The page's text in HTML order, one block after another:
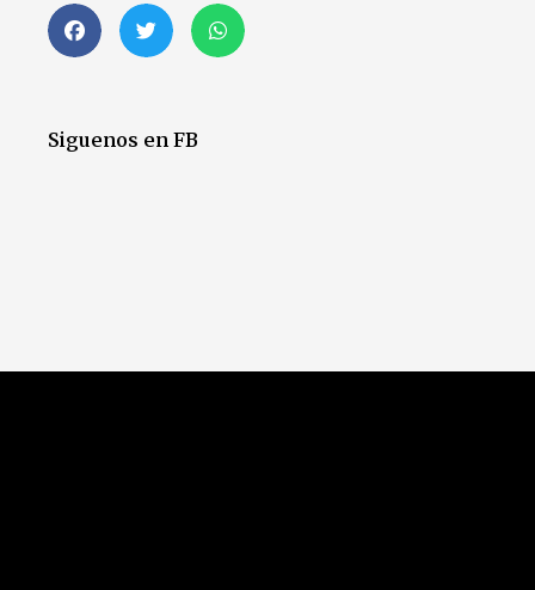
Siguenos en FB